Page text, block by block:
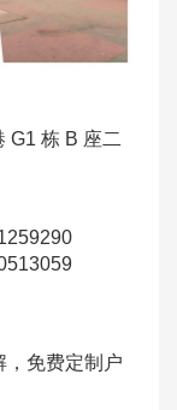
G1 栋 B 座二
，免费定制户